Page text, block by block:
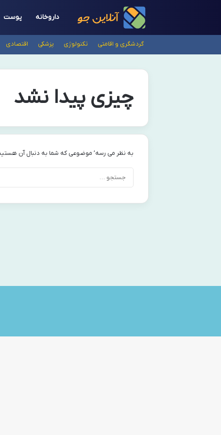
داروخانه پوست
گردشگری و اقامتی تکنولوژی پزشکی اقتصادی
چیزی پیدا نشد
به نظر می رسه’ موضوعی که شما به دنبال آن